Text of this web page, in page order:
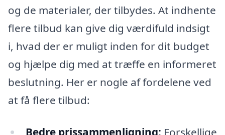
og de materialer, der tilbydes. At indhente
flere tilbud kan give dig værdifuld indsigt
i, hvad der er muligt inden for dit budget
og hjælpe dig med at træffe en informeret
beslutning. Her er nogle af fordelene ved
at få flere tilbud:
Bedre prissammenligning: Forskellige